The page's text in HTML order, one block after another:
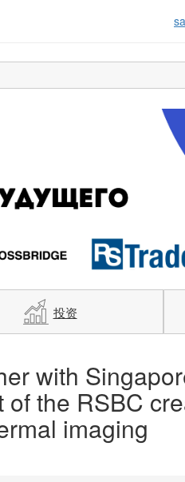
投资
with
the RSBC
imaging